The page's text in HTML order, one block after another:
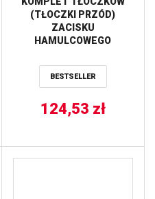
(TŁOCZKI PRZÓD)
ZACISKU
HAMULCOWEGO
’04-’05,
Scrambler/Sportsman
570 ’17-’19, Sportsman
850 ’11-’15 / TYŁ POLARIS
Ranger 700 ’05-’06,
Ranger 500 ’18-’21, ALL
BESTSELLER
124,53 zł